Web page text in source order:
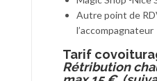
Autre point de
l’accompagnateur
Tarif
Rétribution